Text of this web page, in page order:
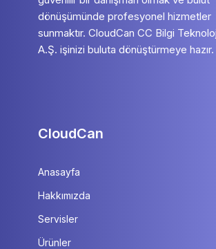
dönüşümünde profesyonel hizmetler
sunmaktır. CloudCan CC Bilgi
A.Ş. işinizi buluta dönüştürmeye hazır.
CloudCan
Anasayfa
Hakkımızda
Servisler
Ürünler